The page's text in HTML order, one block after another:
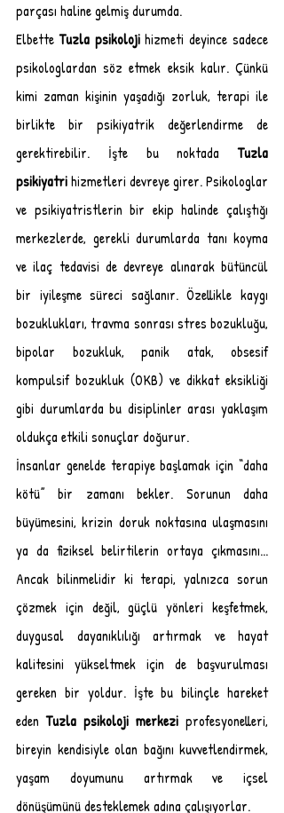
parçası haline gelmiş durumda.
Elbette Tuzla psikoloji hizmeti deyince sadece
psikologlardan söz etmek eksik kalır. Çünkü
kimi zaman kişinin yaşadığı zorluk, terapi ile
birlikte bir psikiyatrik değerlendirme de
gerektirebilir. İşte bu noktada Tuzla
psikiyatri hizmetleri devreye girer. Psikologlar
ve psikiyatristlerin bir ekip halinde çalıştığı
merkezlerde, gerekli durumlarda tanı koyma
ve ilaç tedavisi de devreye alınarak bütüncül
bir iyileşme süreci sağlanır. Özellikle kaygı
bozuklukları, travma sonrası stres bozukluğu,
bipolar bozukluk, panik atak, obsesif
kompulsif bozukluk (OKB) ve dikkat eksikliği
gibi durumlarda bu disiplinler arası yaklaşım
oldukça etkili sonuçlar doğurur.
İnsanlar genelde terapiye başlamak için “daha
kötü” bir zamanı bekler. Sorunun daha
büyümesini, krizin doruk noktasına ulaşmasını
ya da fiziksel belirtilerin ortaya çıkmasını...
Ancak bilinmelidir ki terapi, yalnızca sorun
çözmek için değil, güçlü yönleri keşfetmek,
duygusal dayanıklılığı artırmak ve hayat
kalitesini yükseltmek için de başvurulması
gereken bir yoldur. İşte bu bilinçle hareket
eden Tuzla psikoloji merkezi profesyonelleri,
bireyin kendisiyle olan bağını kuvvetlendirmek,
yaşam doyumunu artırmak ve içsel
dönüşümünü desteklemek adına çalışıyorlar.